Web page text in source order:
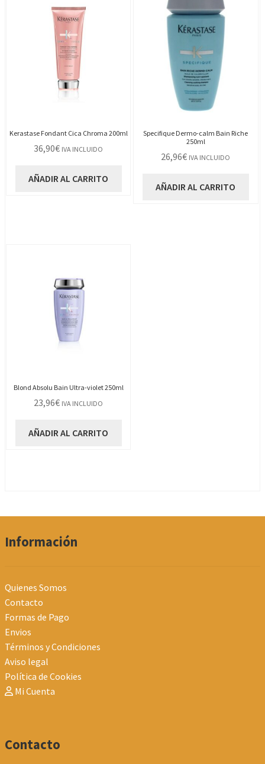
Kerastase Fondant Cica Chroma 200ml
36,90€ IVA INCLUIDO
AÑADIR AL CARRITO
Specifique Dermo-calm Bain Riche
250ml
26,96€ IVA INCLUIDO
AÑADIR AL CARRITO
Blond Absolu Bain Ultra-violet 250ml
23,96€ IVA INCLUIDO
AÑADIR AL CARRITO
Información
Quienes Somos
Contacto
Formas de Pago
Envios
Términos y Condiciones
Aviso legal
Política de Cookies
Mi Cuenta
Contacto